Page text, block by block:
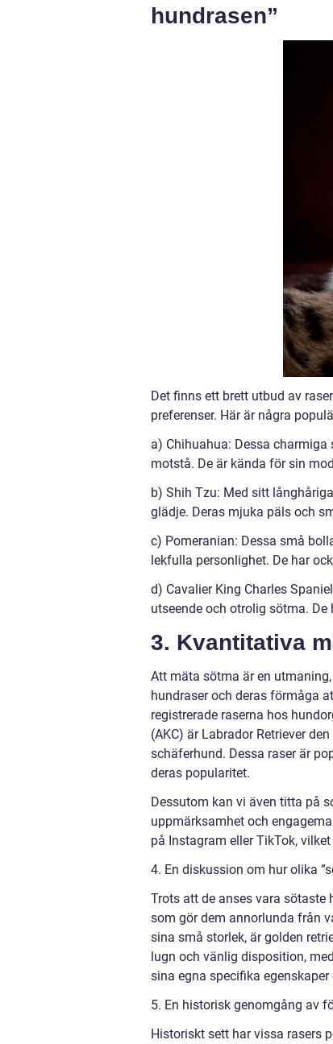
hundrasen”
Det finns ett brett utbud av
preferenser. Här är några
a) Chihuahua: Dessa
motstå. De är kända för sin
b) Shih Tzu: Med sitt
glädje. Deras mjuka päls och
c) Pomeranian: Dessa små
lekfulla personlighet. De har
d) Cavalier King Charles
utseende och otrolig sötma.
3. Kvantitativa
Att mäta sötma är en
hundraser och deras förmåga
registrerade raserna hos
(AKC) är Labrador Retriever
schäferhund. Dessa raser är
deras popularitet.
Dessutom kan vi även titta på
uppmärksamhet och
på Instagram eller TikTok,
4. En diskussion om hur olika
Trots att de anses vara sötaste
som gör dem annorlunda från
sina små storlek, är golden
lugn och vänlig disposition,
sina egna specifika
5. En historisk genomgång av
Historiskt sett har vissa rasers